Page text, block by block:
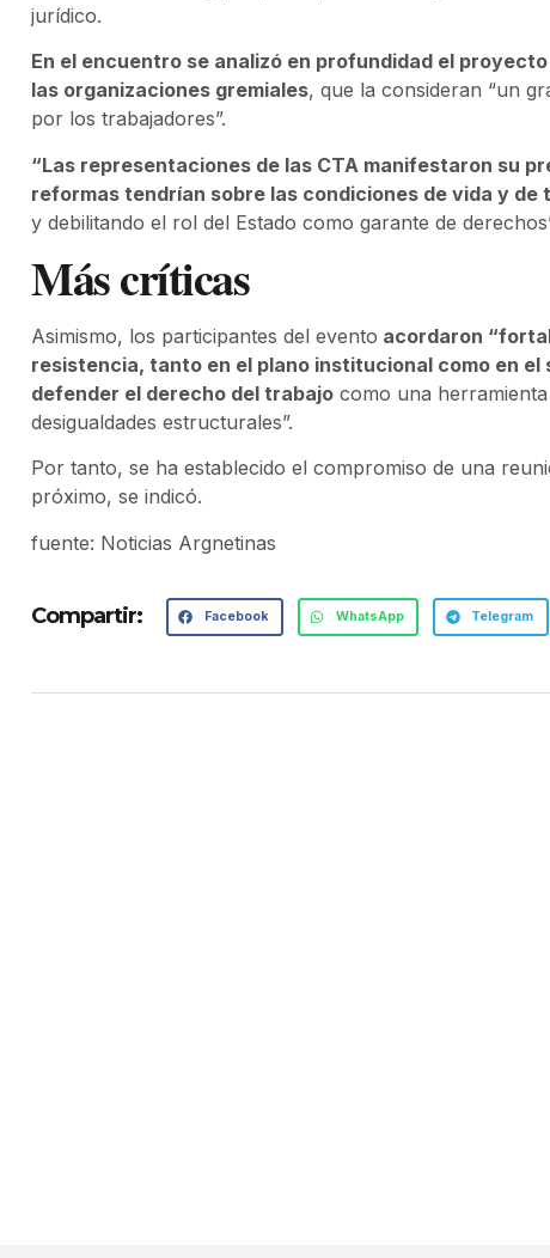
jurídico.
En el encuentro se analizó en profundidad el
las organizaciones gremiales, que la consideran “un
por los trabajadores”.
“Las representaciones de las CTA manifestaron su
reformas tendrían sobre las condiciones de vida y de
y debilitando el rol del Estado como garante de
Más críticas
Asimismo, los participantes del evento acordaron
resistencia, tanto en el plano institucional como en
defender el derecho del trabajo como una
desigualdades estructurales”.
Por tanto, se ha establecido el compromiso de una
próximo, se indicó.
fuente: Noticias Argnetinas
Compartir: Facebook WhatsApp Telegram